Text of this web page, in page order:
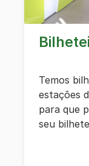
Temos
estações
para que
seu